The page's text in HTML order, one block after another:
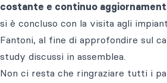
costante e continuo
si è concluso con la visita agli
Fantoni, al fine di approfondire sul
study discussi in assemblea.
Non ci resta che ringraziare tutti i